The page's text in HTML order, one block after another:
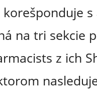
na tri sekcie
z ich